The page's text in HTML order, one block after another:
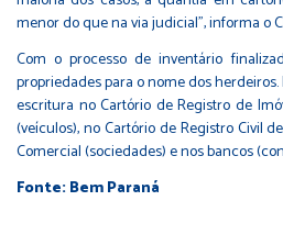
menor do que na via judicial", informa o
Com o processo de inventário
propriedades para o nome dos herdeiros.
escritura no Cartório de Registro de
(veículos), no Cartório de Registro Civil
Comercial (sociedades) e nos bancos
Fonte: Bem Paraná